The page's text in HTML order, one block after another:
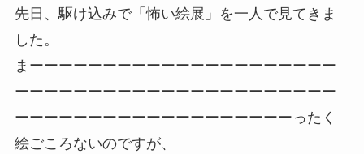
先日、駆け込みで「怖い絵展」を一人で見てきま
した。
まーーーーーーーーーーーーーーーーーーーーー
ーーーーーーーーーーーーーーーーーーーーーー
ーーーーーーーーーーーーーーーーーーーったく
絵ごころないのですが、